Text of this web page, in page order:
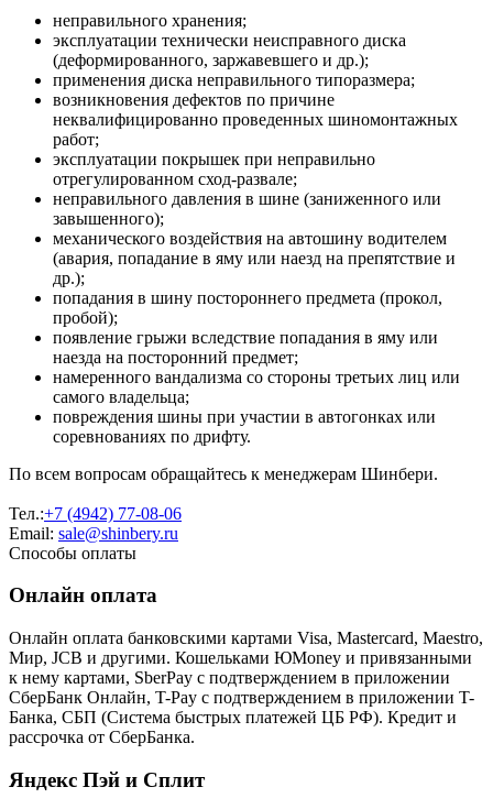
неправильного хранения;
эксплуатации технически неисправного диска
(деформированного, заржавевшего и др.);
применения диска неправильного типоразмера;
возникновения дефектов по причине
неквалифицированно проведенных шиномонтажных
работ;
эксплуатации покрышек при неправильно
отрегулированном сход-развале;
неправильного давления в шине (заниженного или
завышенного);
механического воздействия на автошину водителем
(авария, попадание в яму или наезд на препятствие и
др.);
попадания в шину постороннего предмета (прокол,
пробой);
появление грыжи вследствие попадания в яму или
наезда на посторонний предмет;
намеренного вандализма со стороны третьих лиц или
самого владельца;
повреждения шины при участии в автогонках или
соревнованиях по дрифту.
По всем вопросам обращайтесь к менеджерам Шинбери.
Тел.:+7 (4942) 77-08-06
Email: sale@shinbery.ru
Способы оплаты
Онлайн оплата
Онлайн оплата банковскими картами Visa, Mastercard, Maestro,
Мир, JCB и другими. Кошельками ЮMoney и привязанными
к нему картами, SberPay с подтверждением в приложении
СберБанк Онлайн, T-Pay с подтверждением в приложении T-
Банка, СБП (Система быстрых платежей ЦБ РФ). Кредит и
рассрочка от СберБанка.
Яндекс Пэй и Сплит